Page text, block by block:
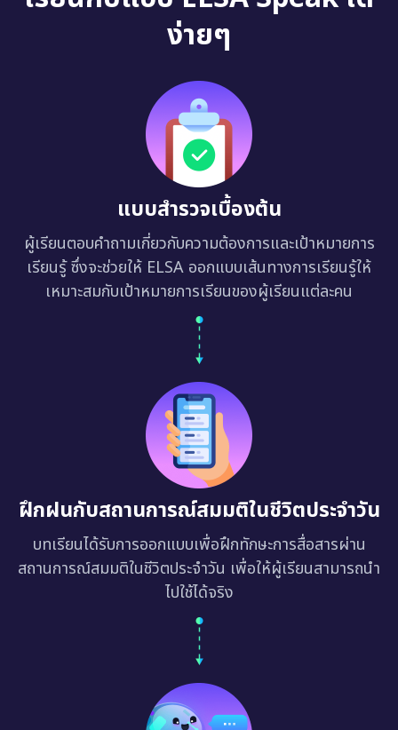
ง่ายๆ
แบบสำรวจเบื้องต้น
ผู้เรียนตอบคำถามเกี่ยวกับความต้องการและเป้าหมายการ
เรียนรู้ ซึ่งจะช่วยให้ ELSA ออกแบบเส้นทางการเรียนรู้ให้
เหมาะสมกับเป้าหมายการเรียนของผู้เรียนแต่ละคน
ฝึกฝนกับสถานการณ์สมมติในชีวิตประจำวัน
บทเรียนได้รับการออกแบบเพื่อฝึกทักษะการสื่อสารผ่าน
สถานการณ์สมมติในชีวิตประจำวัน เพื่อให้ผู้เรียนสามารถนำ
ไปใช้ได้จริง